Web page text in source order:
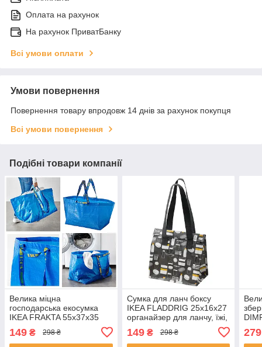
Оплата на рахунок
На рахунок ПриватБанку
Всі умови оплати
Умови повернення
Повернення товару впродовж 14 днів за рахунок покупця
Всі умови повернення
Подібні товари компанії
Велика міцна
господарська екосумка
IKEA FRAKTA 55x37x35
см/71 л синя сумка шопер
172.283.40
149 ₴ 298 ₴
Сумка для ланч боксу
IKEA FLADDRIG 25x16x27
органайзер для ланчу, їжі,
ФЛАДДРІГ
149₴ 298 ₴
для
279